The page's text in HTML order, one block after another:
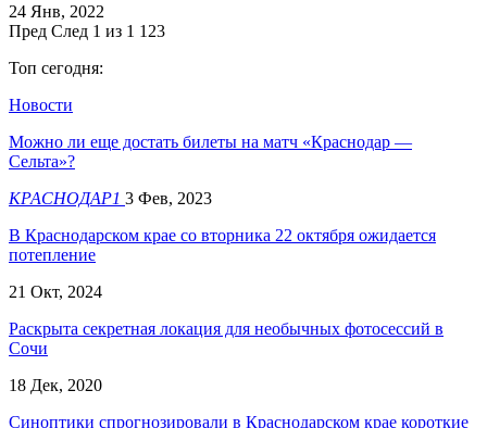
24 Янв, 2022
Пред След 1 из 1 123
Топ сегодня:
Новости
Можно ли еще достать билеты на матч «Краснодар —
Сельта»?
КРАСНОДАР1 3 Фев, 2023
В Краснодарском крае со вторника 22 октября ожидается
потепление
21 Окт, 2024
Раскрыта секретная локация для необычных фотосессий в
Сочи
18 Дек, 2020
Синоптики спрогнозировали в Краснодарском крае короткие